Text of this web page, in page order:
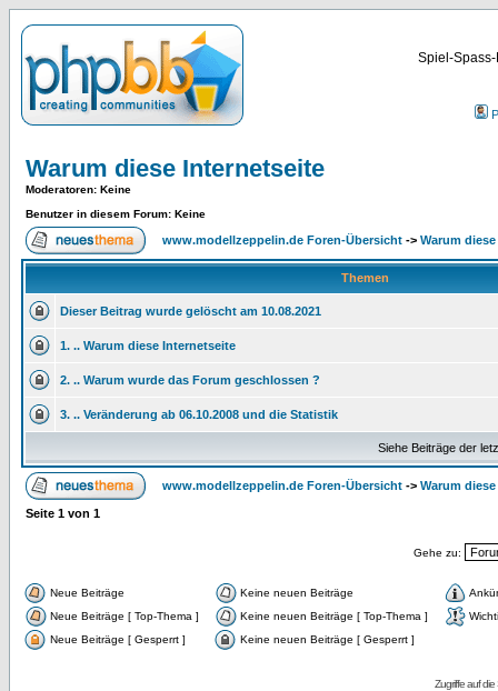
Spiel-
Warum diese Internetseite
Moderatoren: Keine
Benutzer in diesem Forum: Keine
www.modellzeppelin.de Foren-Übersicht -> Warum
Themen
Dieser Beitrag wurde gelöscht am 10.08.2021
1. .. Warum diese Internetseite
2. .. Warum wurde das Forum geschlossen ?
3. .. Veränderung ab 06.10.2008 und die Statistik
Siehe Beiträge der
www.modellzeppelin.de Foren-Übersicht -> Warum
Seite 1 von 1
Gehe zu:
Neue Beiträge Keine neuen Beiträge
Neue Beiträge [ Top-Thema ]
Keine neuen Beiträge [ Top-Thema ]
Neue Beiträge [ Gesperrt ]
Keine neuen Beiträge [ Gesperrt ]
Zugriffe auf